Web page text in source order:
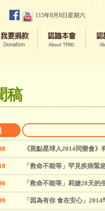
115年8月8日星期六
稿
《斑點星球人2014同樂會
「救命不能等」罕見疾病緊
「救命不能等」莉婕28天的
「因為有你 食在安心」